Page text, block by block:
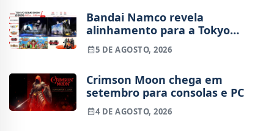
Bandai Namco revela
alinhamento para a Tokyo
Game Show 2026
5 DE AGOSTO, 2026
Crimson Moon chega em
setembro para consolas e PC
4 DE AGOSTO, 2026